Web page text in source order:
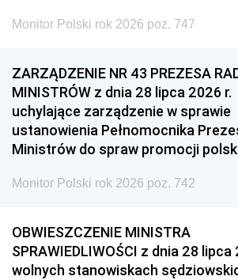
Monitor Polski rok 2026 poz. 747
ZARZĄDZENIE NR 43 PREZESA
MINISTRÓW z dnia 28 lipca 2026 r.
uchylające zarządzenie w sprawie
ustanowienia Pełnomocnika
Ministrów do spraw promocji
Monitor Polski rok 2026 poz. 742
OBWIESZCZENIE MINISTRA
SPRAWIEDLIWOŚCI z dnia 28 lipca
wolnych stanowiskach